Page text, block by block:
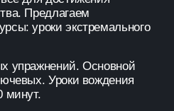
Предлагаем
уроки экстремального
упражнений. Основной
Уроки вождения
минут.